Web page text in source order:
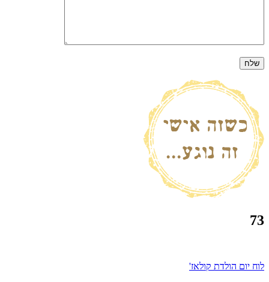
73
ניווט
לוח יום הולדת קולאז'